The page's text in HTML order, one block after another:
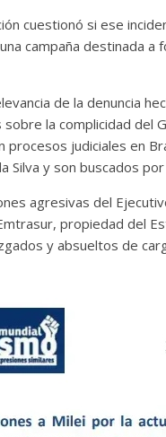
cuestionó si ese
campaña destinada a
de la denuncia
la complicidad del
judiciales en
Silva y son buscados
agresivas del
propiedad del
y absueltos de